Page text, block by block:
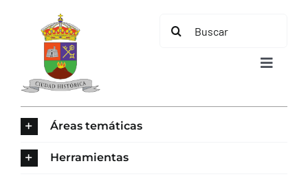
contenido
Buscar:
Toggle
Áreas temáticas
Herramientas